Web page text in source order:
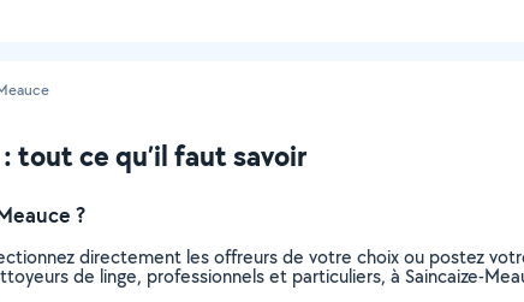
tout ce qu’il faut savoir
?
directement les offreurs de votre choix ou postez
de linge, professionnels et particuliers, à Saincaize-